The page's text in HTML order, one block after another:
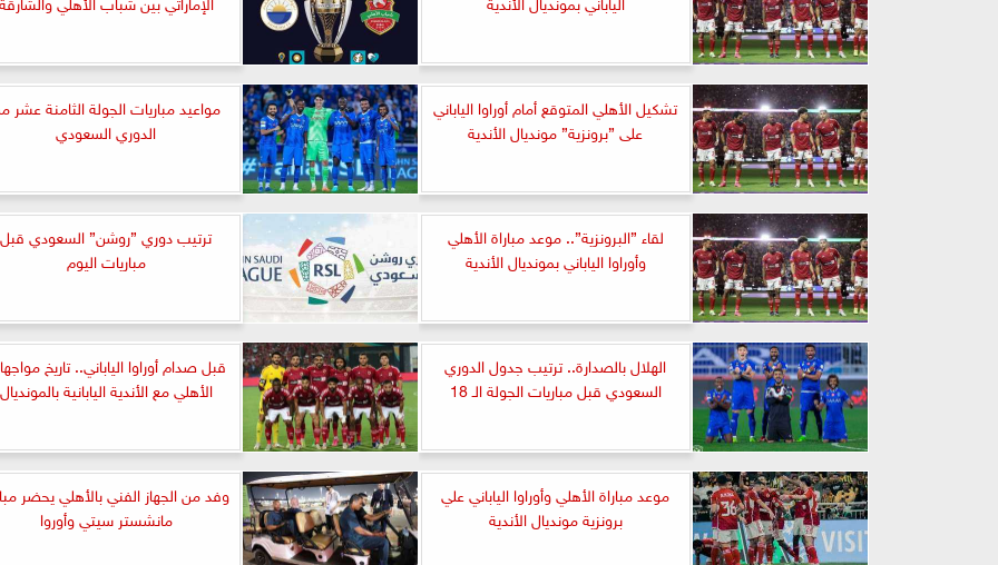
تشكيل الأهلي المتوقع أمام أوراوا الياباني
على ”برونزية” مونديال الأندية
مواعيد مباريات الجولة الثامنة عشر
الدوري السعودي
لقاء ”البرونزية”.. موعد مباراة الأهلي
وأوراوا الياباني بمونديال الأندية
ترتيب دوري ”روشن” السعودي قبل
مباريات اليوم
الهلال بالصدارة.. ترتيب جدول الدوري
السعودي قبل مباريات الجولة الـ 18
قبل صدام أوراوا الياباني.. تاريخ
الأهلي مع الأندية اليابانية بالمونديال
موعد مباراة الأهلي وأوراوا الياباني علي
برونزية مونديال الأندية
وفد من الجهاز الفني بالأهلي يحضر
مانشستر سيتي وأوروا